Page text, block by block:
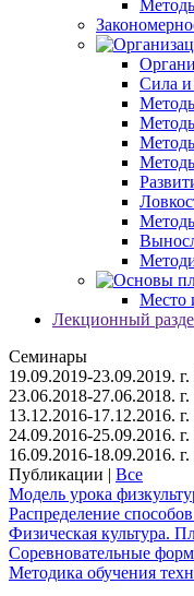
Сила и
Место
Лекционный
Семинары
19.09.2019-23.09.2019.
23.06.2018-27.06.2018.
13.12.2016-17.12.2016.
24.09.2016-25.09.2016.
16.09.2016-18.09.2016.
Публикации | Все
Модель урока
Распределение
Физическая культура.
Соревновательные
Методика обучения